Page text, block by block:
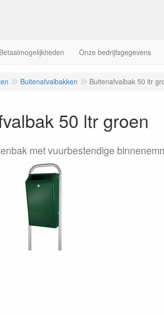
Betaalmogelijkheden Onze bedrijfsgegevens
Buitenafvalbakken Buitenafvalbak 50 ltr
50 ltr groen
met vuurbestendige